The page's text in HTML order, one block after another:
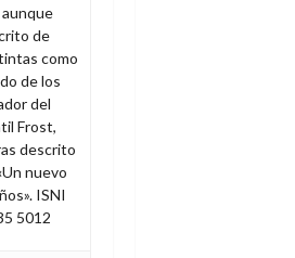
de
como
de los
del
Frost,
descrito
nuevo
ISNI
5012